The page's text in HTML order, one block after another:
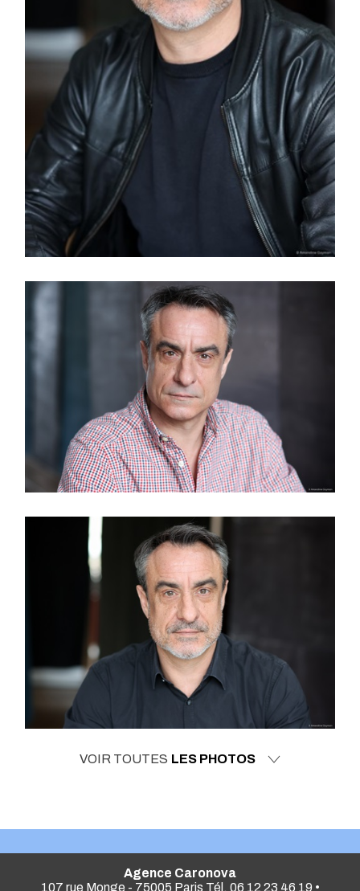
VOIR TOUTES LES PHOTOS
Agence Caronova
107 rue Monge - 75005 Paris Tél. 06 12 23 46 19 •